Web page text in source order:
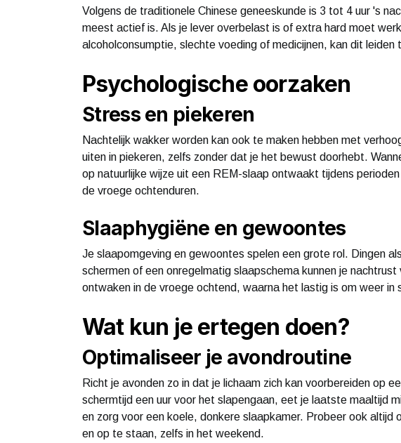
Volgens de traditionele Chinese geneeskunde is 3 tot 4 uur 's
meest actief is. Als je lever overbelast is of extra hard moet
alcoholconsumptie, slechte voeding of medicijnen, kan dit leiden
Psychologische oorzaken
Stress en piekeren
Nachtelijk wakker worden kan ook te maken hebben met
uiten in piekeren, zelfs zonder dat je het bewust doorhebt.
op natuurlijke wijze uit een REM-slaap ontwaakt tijdens
de vroege ochtenduren.
Slaaphygiëne en gewoontes
Je slaapomgeving en gewoontes spelen een grote rol. Dingen
schermen of een onregelmatig slaapschema kunnen je
ontwaken in de vroege ochtend, waarna het lastig is om weer in
Wat kun je ertegen doen?
Optimaliseer je avondroutine
Richt je avonden zo in dat je lichaam zich kan voorbereiden op
schermtijd een uur voor het slapengaan, eet je laatste maaltijd
en zorg voor een koele, donkere slaapkamer. Probeer ook
en op te staan, zelfs in het weekend.